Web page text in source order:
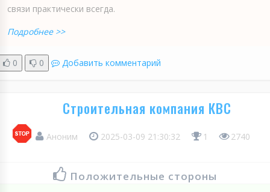
связи практически всегда.
Подробнее >>
0 0 Добавить комментарий
Строительная компания КВС
Аноним 2025-03-09 21:30:32 1 2740
Положительные стороны